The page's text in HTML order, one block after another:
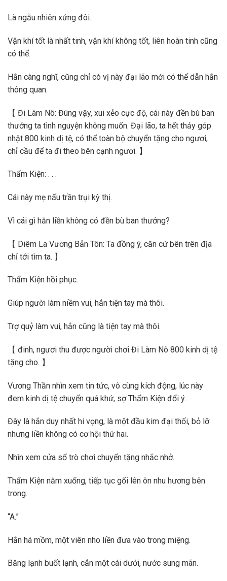
Là ngẫu nhiên xứng đôi.
Vận khí tốt là nhất tinh, vận khí không tốt, liên hoàn tinh cũng
có thể.
Hắn càng nghĩ, cũng chỉ có vị này đại lão mới có thể dẫn hắn
thông quan.
【 Đi Làm Nô: Đúng vậy, xui xẻo cực độ, cái này đền bù ban
thưởng ta tình nguyện không muốn. Đại lão, ta hết thảy góp
nhặt 800 kinh dị tệ, có thể toàn bộ chuyển tặng cho ngươi,
chỉ cầu để ta đi theo bên cạnh ngươi. 】
Thẩm Kiện: . . .
Cái này mẹ nấu trần trụi kỳ thị.
Vì cái gì hắn liền không có đền bù ban thưởng?
【 Diêm La Vương Bản Tôn: Ta đồng ý, căn cứ bên trên địa
chỉ tới tìm ta. 】
Thẩm Kiện hồi phục.
Giúp người làm niềm vui, hắn tiện tay mà thôi.
Trợ quỷ làm vui, hắn cũng là tiện tay mà thôi.
【 đinh, ngươi thu được người chơi Đi Làm Nô 800 kinh dị tệ
tặng cho. 】
Vương Thần nhìn xem tin tức, vô cùng kích động, lúc này
đem kinh dị tệ chuyển quá khứ, sợ Thẩm Kiện đổi ý.
Đây là hắn duy nhất hi vọng, là một đầu kim đại thối, bỏ lỡ
nhưng liền không có cơ hội thứ hai.
Nhìn xem cửa sổ trò chơi chuyển tặng nhắc nhở.
Thẩm Kiện nằm xuống, tiếp tục gối lên ôn nhu hương bên
trong.
“A.”
Hắn há mồm, một viên nho liền đưa vào trong miệng.
Băng lạnh buốt lạnh, cắn một cái dưới, nước sung mãn.